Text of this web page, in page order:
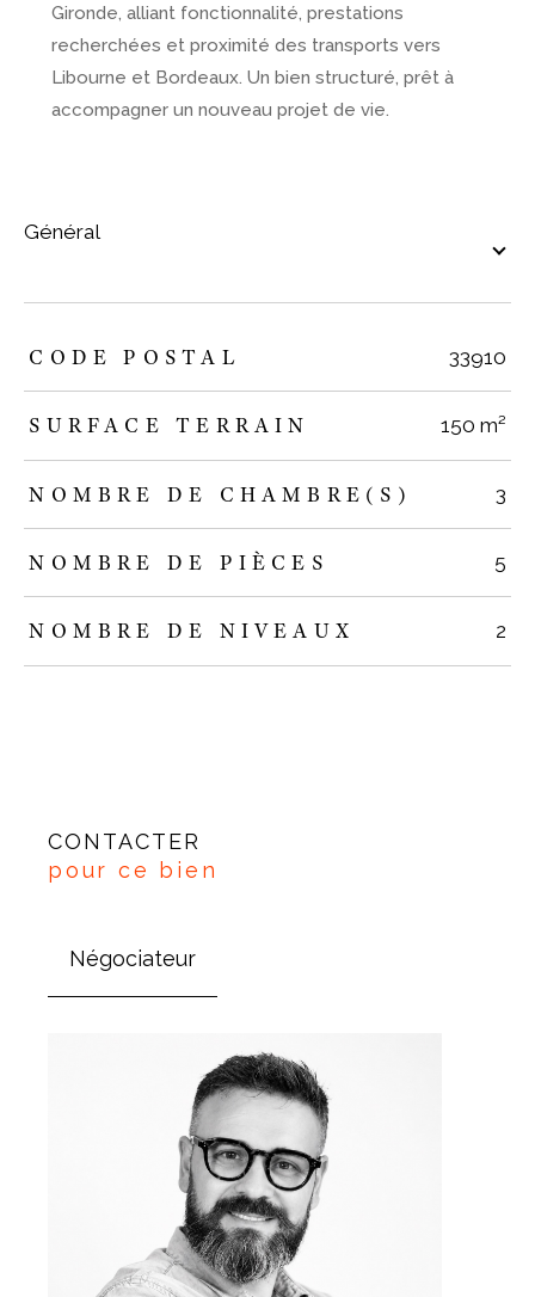
Gironde, alliant fonctionnalité, prestations
recherchées et proximité des transports vers
Libourne et Bordeaux. Un bien structuré, prêt à
accompagner un nouveau projet de vie.
général
TRAD_ZEPHYR_Caracteristique TRAD_ZEPHYR_Valeurs
CODE POSTAL 33910
SURFACE TERRAIN 150 m²
NOMBRE DE CHAMBRE(S) 3
NOMBRE DE PIÈCES 5
NOMBRE DE NIVEAUX 2
CONTACTER
pour ce bien
Négociateur